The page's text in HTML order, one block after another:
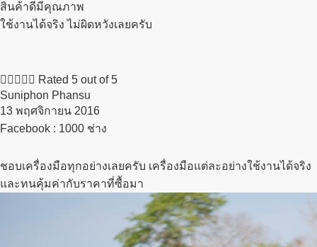
สินค้าดีมีคุณภาพ
ใช้งานได้จริง ไม่ผิดหวังเลยครับ
     Rated 5 out of 5
Suniphon Phansu
13 พฤศจิกายน 2016​
Facebook : 1000 ช่าง
ชอบเครื่องมือทุกอย่างเลยครับ เครื่องมือแต่ละอย่างใช้งานได้จริง
และทนคุ้มค่ากับราคาที่ซื้อมา